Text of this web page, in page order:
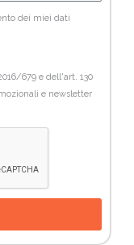
dei miei dati
679 e dell'art. 130
e newsletter